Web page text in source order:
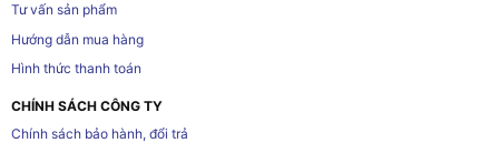
Tư vấn sản phẩm
Hướng dẫn mua hàng
Hình thức thanh toán
CHÍNH SÁCH CÔNG TY
Chính sách bảo hành, đổi trả